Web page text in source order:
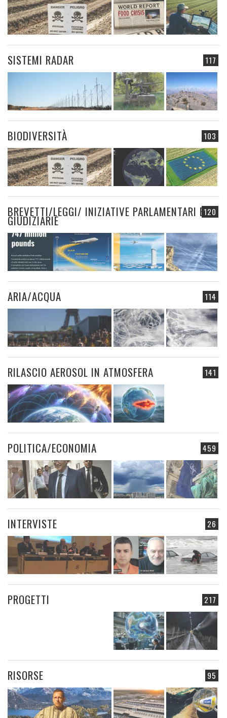
117
SISTEMI RADAR
103
BIODIVERSITÀ
120
BREVETTI/LEGGI/ INIZIATIVE PARLAMENTARI E
GIUDIZIARIE
114
ARIA/ACQUA
141
RILASCIO AEROSOL IN ATMOSFERA
459
POLITICA/ECONOMIA
26
INTERVISTE
217
PROGETTI
95
RISORSE